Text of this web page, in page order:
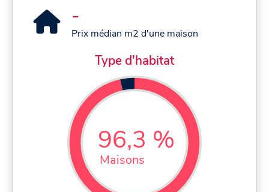
-
Prix médian m2 d'une maison
Type d'habitat
96,3 %
Maisons